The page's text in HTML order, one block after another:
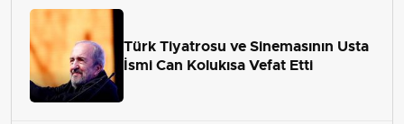
Türk Tiyatrosu ve Sinemasının Usta
İsmi Can Kolukısa Vefat Etti